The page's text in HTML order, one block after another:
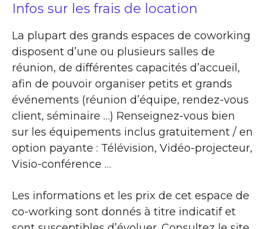
Infos sur les frais de location
La plupart des grands espaces de coworking
disposent d’une ou plusieurs salles de
réunion, de différentes capacités d’accueil,
afin de pouvoir organiser petits et grands
événements (réunion d’équipe, rendez-vous
client, séminaire …) Renseignez-vous bien
sur les équipements inclus gratuitement / en
option payante : Télévision, Vidéo-projecteur,
Visio-conférence …
Les informations et les prix de cet espace de
co-working sont donnés à titre indicatif et